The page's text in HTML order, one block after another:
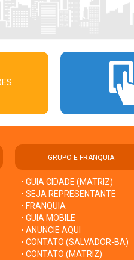
GRUPO E FRANQUIA
• GUIA CIDADE (MATRIZ)
• SEJA REPRESENTANTE
• FRANQUIA
• GUIA MOBILE
• ANUNCIE AQUI
• CONTATO (SALVADOR-BA)
• CONTATO (MATRIZ)